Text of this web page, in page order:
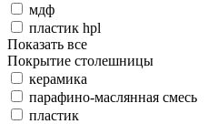
мдф
пластик hpl
Показать все
Покрытие столешницы
керамика
парафино-маслянная смесь
пластик